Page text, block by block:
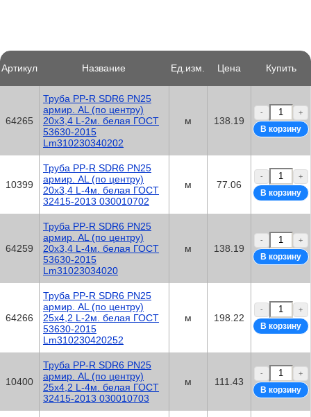
Артикул Название Ед.изм. Цена Купить
64265
Труба PP-R SDR6 PN25
армир. AL (по центру)
20х3,4 L-2м. белая ГОСТ
53630-2015
Lm310230340202
м 138.19
- +
10399
Труба PP-R SDR6 PN25
армир. AL (по центру)
20х3,4 L-4м. белая ГОСТ
32415-2013 030010702
м 77.06
- +
64259
Труба PP-R SDR6 PN25
армир. AL (по центру)
20х3,4 L-4м. белая ГОСТ
53630-2015
Lm31023034020
м 138.19
- +
64266
Труба PP-R SDR6 PN25
армир. AL (по центру)
25х4,2 L-2м. белая ГОСТ
53630-2015
Lm310230420252
м 198.22
- +
10400
Труба PP-R SDR6 PN25
армир. AL (по центру)
25х4,2 L-4м. белая ГОСТ
32415-2013 030010703
м 111.43
- +